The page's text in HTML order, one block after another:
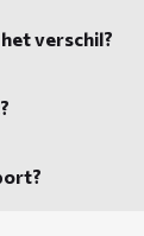
verschil?